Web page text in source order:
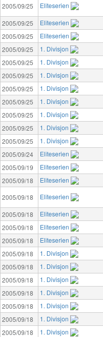
2005/09/25
Eliteserien
2005/09/25
Eliteserien
2005/09/25
Eliteserien
2005/09/25
1. Divisjon
2005/09/25
1. Divisjon
2005/09/25
1. Divisjon
2005/09/25
1. Divisjon
2005/09/25
1. Divisjon
2005/09/25
1. Divisjon
2005/09/25
1. Divisjon
2005/09/25
1. Divisjon
2005/09/24
Eliteserien
2005/09/19
Eliteserien
2005/09/18
Eliteserien
2005/09/18
Eliteserien
2005/09/18
Eliteserien
2005/09/18
Eliteserien
2005/09/18
Eliteserien
2005/09/18
1. Divisjon
2005/09/18
1. Divisjon
2005/09/18
1. Divisjon
2005/09/18
1. Divisjon
2005/09/18
1. Divisjon
2005/09/18
1. Divisjon
2005/09/18
1. Divisjon